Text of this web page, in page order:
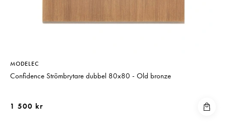
MODELEC
Confidence Strömbrytare dubbel 80x80 - Old bronze
1 500 kr